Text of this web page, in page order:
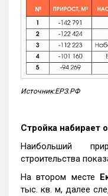
Источник:ЕРЗ.РФ
Стройка набирает
Наибольший
строительства
На втором месте
тыс. кв. м, далее